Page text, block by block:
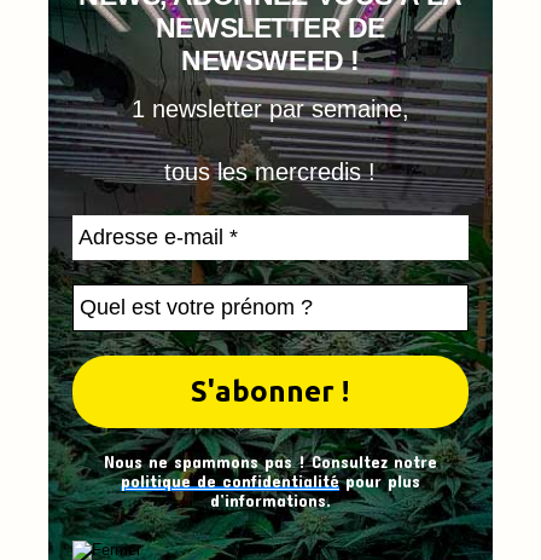
NEWSLETTER DE
NEWSWEED !
1 newsletter par semaine,
tous les mercredis !
Nous ne spammons pas ! Consultez notre
politique de confidentialitépour plus
d’informations.